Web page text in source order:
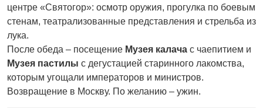
центре «Святогор»: осмотр оружия, прогулка по боевым
стенам, театрализованные представления и стрельба из
лука.
После обеда – посещение Музея калача с чаепитием и
Музея пастилы с дегустацией старинного лакомства,
которым угощали императоров и министров.
Возвращение в Москву. По желанию – ужин.